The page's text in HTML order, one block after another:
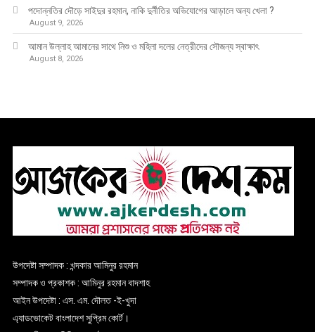
পদোন্নতির দৌড়ে সাইদুর রহমান, নাকি দুর্নীতির অভিযোগের আড়ালে অন্য খেলা ?
August 9, 2026
আমান উল্লাহ আমানের সাথে নিশু ও মহিলা দলের নেত্রীদের সৌজন্য স্বাক্ষাৎ
August 8, 2026
উপদেষ্টা সম্পাদক : খন্দকার আমিনুর রহমান
সম্পাদক ও প্রকাশক : আমিনুর রহমান বাদশাহ
আইন উপদেষ্টা : এস. এম. দৌলত -ই-খুদা
এ্যাডভোকেট বাংলাদেশ সুপ্রিম কোর্ট।